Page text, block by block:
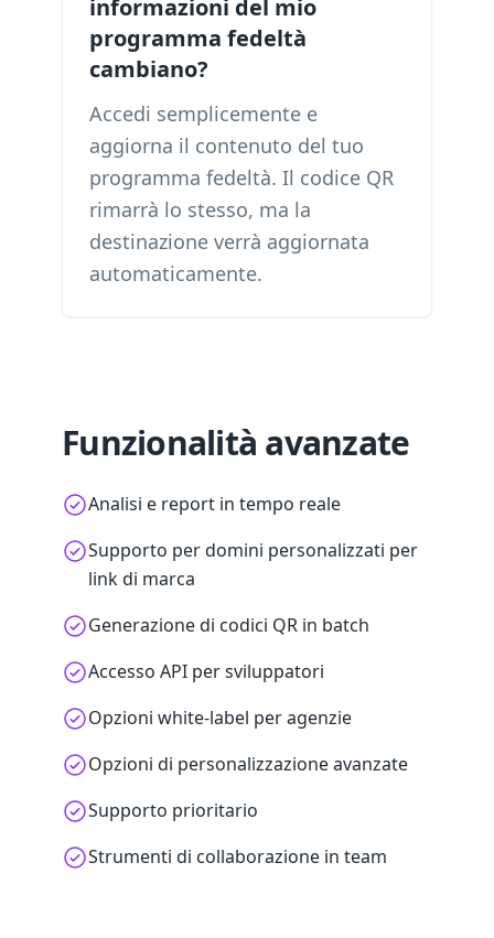
informazioni del mio
programma fedeltà
cambiano?
Accedi semplicemente e
aggiorna il contenuto del tuo
programma fedeltà. Il codice QR
rimarrà lo stesso, ma la
destinazione verrà aggiornata
automaticamente.
Funzionalità avanzate
Analisi e report in tempo reale
Supporto per domini personalizzati per
link di marca
Generazione di codici QR in batch
Accesso API per sviluppatori
Opzioni white-label per agenzie
Opzioni di personalizzazione avanzate
Supporto prioritario
Strumenti di collaborazione in team